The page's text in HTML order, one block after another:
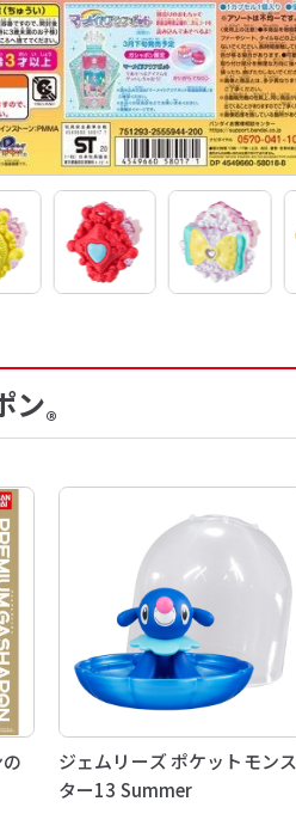
ン®
ジェムリーズ ポケットモンス
ター13 Summer